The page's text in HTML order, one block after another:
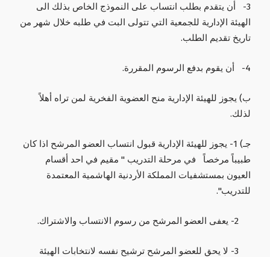
3- أن يتقدم بطلب انتساب على النموذج الخاص بذلك الى
الهيئة الإدارية للجمعية التي تتولى البت في طلبه خلال شهر من
تاريخ تقديم الطلب.
4- أن يقوم بدفع الرسوم المقررة.
ب‌) يجوز للهيئة الإدارية منح العضوية الفخرية لمن تراه أهلاً
لذلك.
جـ) 1- يجوز للهيئة الإدارية قبول انتساب العضو المرشح اذا كان
طبيباً مرخصاً في مرحلة التدريب " مقيم في احد أقسام
العيون بمستشفيات المملكة الأردنية الهاشمية المعتمدة
للتدريب".
3- لا يحق للعضو المرشح ترشيح نفسه لانتخابات الهيئة